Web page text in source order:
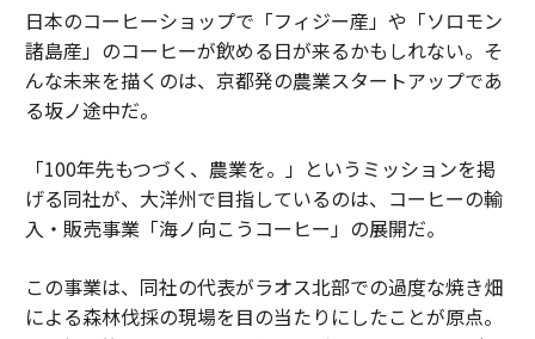
日本のコーヒーショップで「フィジー産」や「ソロモン
諸島産」のコーヒーが飲める日が来るかもしれない。そ
んな未来を描くのは、京都発の農業スタートアップであ
る坂ノ途中だ。
「100年先もつづく、農業を。」というミッションを掲
げる同社が、大洋州で目指しているのは、コーヒーの輸
入・販売事業「海ノ向こうコーヒー」の展開だ。
この事業は、同社の代表がラオス北部での過度な焼き畑
による森林伐採の現場を目の当たりにしたことが原点。